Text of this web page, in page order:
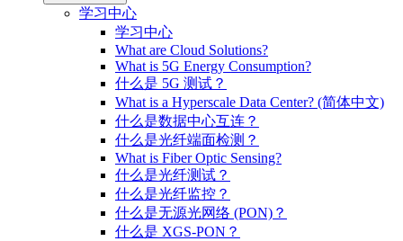
学习中心
学习中心
What are Cloud Solutions?
What is 5G Energy Consumption?
什么是 5G 测试？
What is a Hyperscale Data Center? (简体中文)
什么是数据中心互连？
什么是光纤端面检测？
What is Fiber Optic Sensing?
什么是光纤测试？
什么是光纤监控？
什么是无源光网络 (PON)？
什么是 XGS-PON？